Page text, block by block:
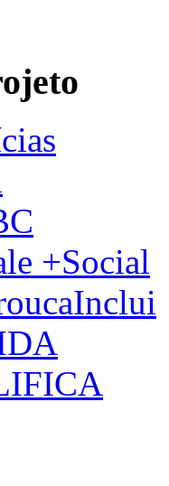
+Social